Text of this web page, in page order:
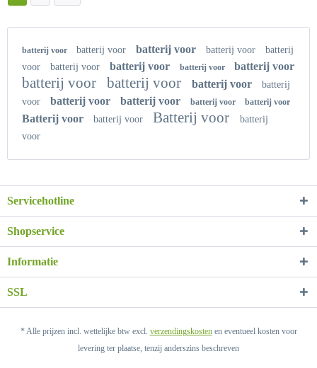
batterij voor batterij voor batterij voor batterij voor
batterij
voor
batterij voor batterij voor batterij voor batterij voor
batterij voor batterij voor batterij voor
batterij
voor
batterij voor batterij voor batterij voor batterij voor
Batterij voor batterij voor Batterij voor
batterij
voor
Servicehotline
Shopservice
Informatie
SSL
* Alle prijzen incl. wettelijke btw excl. verzendingskostenen eventueel kosten voor
levering ter plaatse, tenzij anderszins beschreven